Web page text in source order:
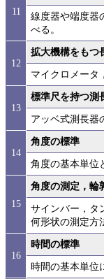
11
線度器や端度器
べる。
12
拡大機構をもつ
マイクロメータ
13
標準尺を持つ測
アッベ式測長器
14
角度の標準
角度の基本単位
15
角度の測定，輪
サインバー，タ
何形状の測定方
16
時間の標準
時間の基本単位